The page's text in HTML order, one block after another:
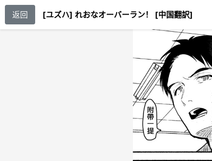
返回 [ユズハ] れおなオーバーラン！ [中国翻訳]